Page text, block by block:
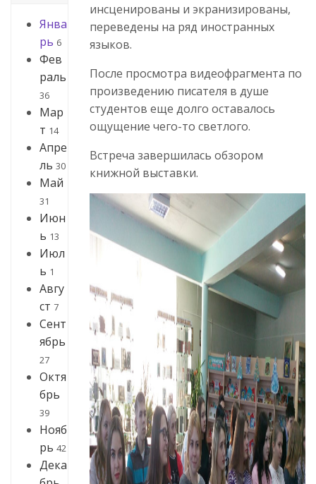
Янва
рь 6
Фев
раль
36
Мар
т 14
Апре
ль 30
Май
31
Июн
ь 13
Июл
ь 1
Авгу
ст 7
Сент
ябрь
27
Октя
брь
39
Нояб
рь 42
Дека
инсценированы и экранизированы,
переведены на ряд иностранных
языков.
После просмотра видеофрагмента по
произведению писателя в душе
студентов еще долго оставалось
ощущение чего-то светлого.
Встреча завершилась обзором
книжной выставки.